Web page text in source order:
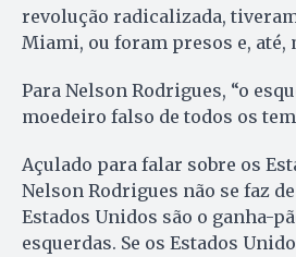
revolução radicalizada,
Miami, ou foram presos e, até,
Para Nelson Rodrigues, “o
moedeiro falso de todos os
Açulado para falar sobre os
Nelson Rodrigues não se faz
Estados Unidos são o ganha-
esquerdas. Se os Estados